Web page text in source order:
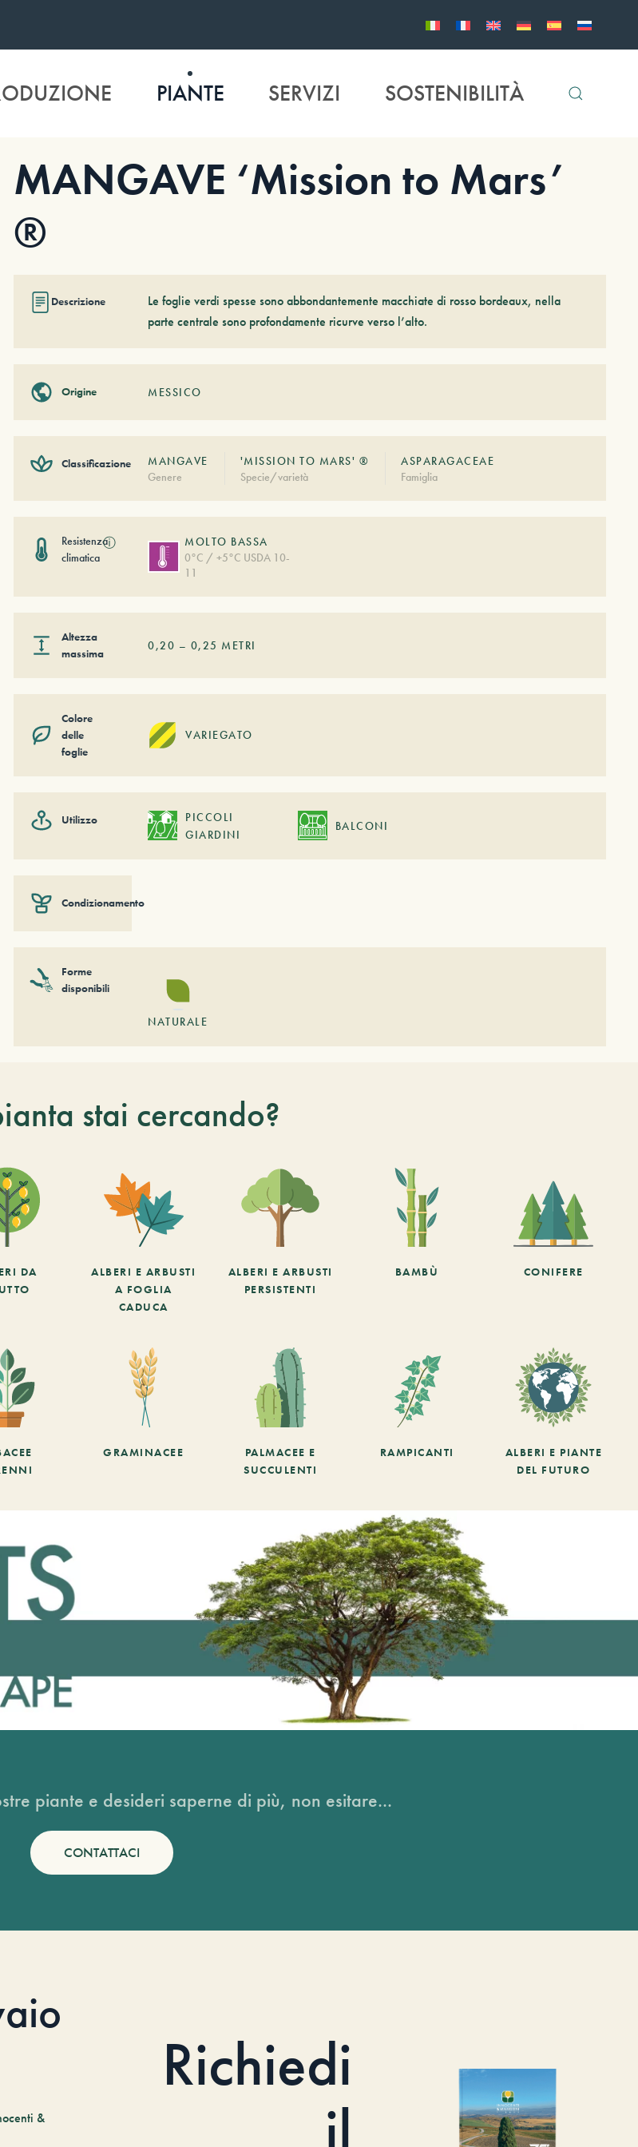
PIANTE SERVIZI SOSTENIBILITÀ
MANGAVE ‘Mission to Mars’
®
Descrizione
Le foglie verdi spesse sono abbondantemente macchiate di rosso bordeaux, nella
parte centrale sono profondamente ricurve verso l’alto.
Origine MESSICO
Classificazione
MANGAVE
Genere
'MISSION TO MARS' ®
Specie/varietà
ASPARAGACEAE
Famiglia
Resistenza
climatica
ⓘ
MOLTO BASSA
0°C / +5°C USDA 10-
11
Altezza
massima
0,20 – 0,25 METRI
Colore
delle
foglie
VARIEGATO
Utilizzo
PICCOLI
GIARDINI
BALCONI
Condizionamento
Forme
disponibili
NATURALE
stai cercando?
DA
ALBERI E ARBUSTI
A FOGLIA
CADUCA
ALBERI E ARBUSTI
PERSISTENTI
BAMBÙ CONIFERE
GRAMINACEE
PALMACEE E
SUCCULENTI
RAMPICANTI
ALBERI E PIANTE
DEL FUTURO
piante e desideri saperne di più, non esitare...
CONTATTACI
&
Richiedi
il